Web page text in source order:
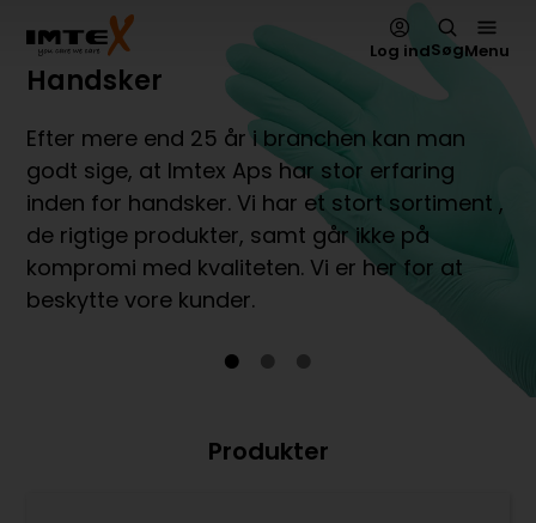
Log indSøgMenu
Handsker
Efter mere end 25 år i branchen kan man
godt sige, at Imtex Aps har stor erfaring
inden for handsker. Vi har et stort sortiment ,
de rigtige produkter, samt går ikke på
kompromi med kvaliteten. Vi er her for at
beskytte vore kunder.
Laboratorie / Pharma / Biotek
Imtex Aps har et bredt sortiment inden for
personlig beskyttelse, klude, handsker,
masker, dragter samt andre produkter, steril
som usteril. Vi ønsker, at kombinere kvalitet
med pris, og sikkerhed for leverancer.
Renrum / Cleanroom
Imtex Aps er gennem tiden blevet en seriøs
forhandler af produkter inden for renrum. Vi
producerer, samt leverer kvalitet. I
samarbejde med kunderne udvikles nye og
specielle produkter som passer til kundens
behov.
Produkter